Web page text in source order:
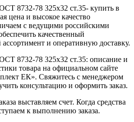
8732-78 325x32 ст.35- купить в
цена и высокое качество
с ведущими российскими
качественный
и оперативную доставку.
8732-78 325x32 ст.35: описание и
товара на официальном сайте
ЕК». Свяжитесь с менеджером
консультацию и оформить заказ.
выставляем счет. Когда средства
к выполнению заказа.